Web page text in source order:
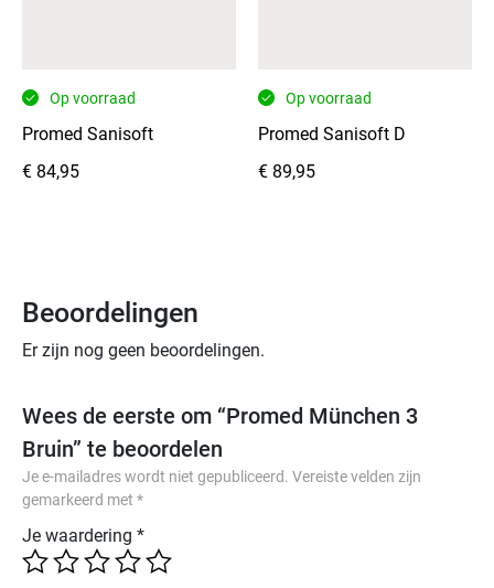
antislipzool
stabiliteit
en
Kenmerken:
Klittenbandsluiting
eenvoudig
en
comfortabel
in-
uitstappen
Geperforeerd
Op voorraad
Promed Sanisoft
€ 84,95
Op voorraad
Promed Sanisoft D
€ 89,95
Beoordelingen
Er zijn nog geen beoordelingen.
Wees de eerste om “Promed München 3
Bruin” te beoordelen
Je e-mailadres wordt niet gepubliceerd. Vereiste velden zijn
gemarkeerd met *
Je waardering *